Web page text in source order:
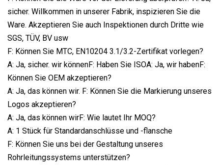
sicher. Willkommen in unserer Fabrik, inspizieren Sie die
Ware. Akzeptieren Sie auch Inspektionen durch Dritte wie
SGS, TÜV, BV usw
F: Können Sie MTC, EN10204 3.1/3.2-Zertifikat vorlegen?
A: Ja, sicher. wir könnenF: Haben Sie ISOA: Ja, wir habenF:
Können Sie OEM akzeptieren?
A: Ja, das können wir. F: Können Sie die Markierung unseres
Logos akzeptieren?
A: Ja, das können wirF: Wie lautet Ihr MOQ?
A: 1 Stück für Standardanschlüsse und -flansche
F: Können Sie uns bei der Gestaltung unseres
Rohrleitungssystems unterstützen?